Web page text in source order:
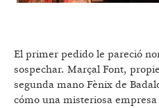
El primer pedido le pareció
sospechar. Marçal Font,
segunda mano Fènix de
cómo una misteriosa